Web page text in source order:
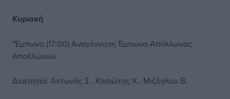
Κυριακή
*Έμπωνα (17:00) Αναγέννηση Έμπωνα-Απόλλωνας
Απολλώνων
Διαιτησία: Αντωνάς Σ., Κασιώτης Χ., Μιζόγλου Β.